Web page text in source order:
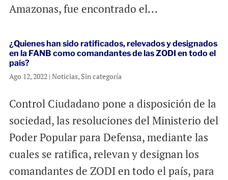
Amazonas, fue encontrado el...
¿Quienes han sido ratificados, relevados y designados
en la FANB como comandantes de las ZODI en todo el
país?
Ago 12, 2022| Noticias, Sin categoría
Control Ciudadano pone a disposición de la
sociedad, las resoluciones del Ministerio del
Poder Popular para Defensa, mediante las
cuales se ratifica, relevan y designan los
comandantes de ZODI en todo el país, para